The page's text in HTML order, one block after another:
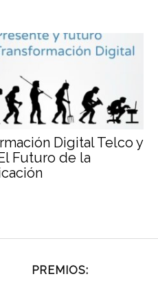
Digital Telco y
Futuro de la
PREMIOS: